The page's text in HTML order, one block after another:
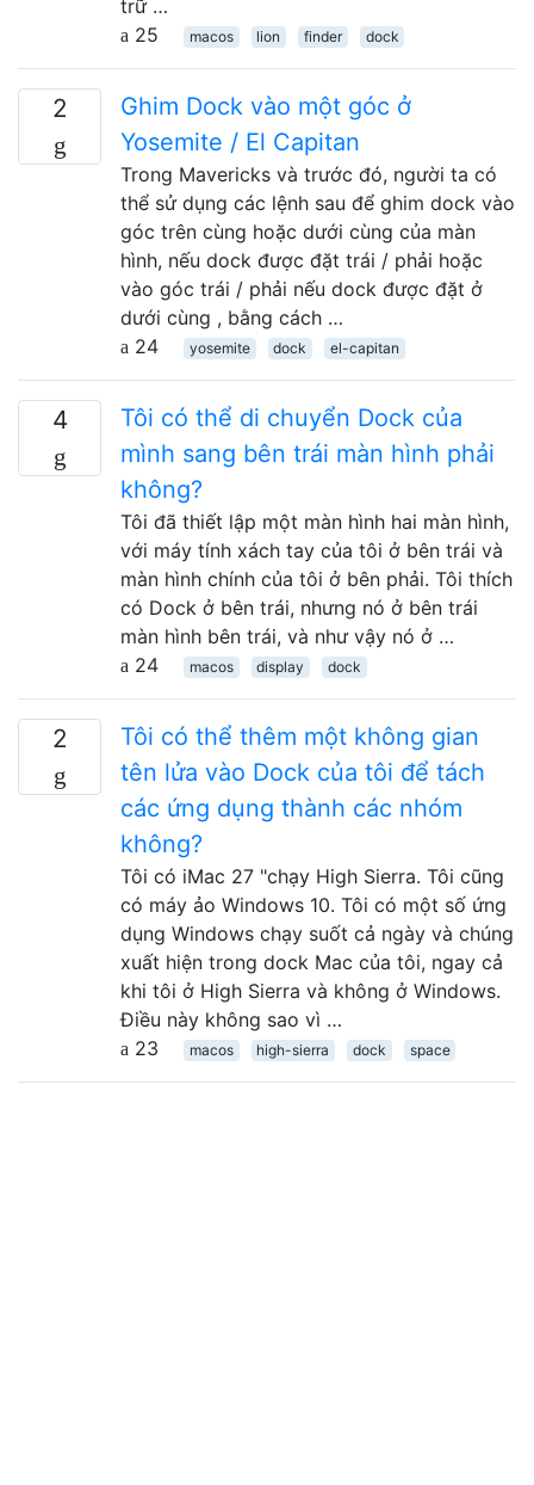
trữ …
25
macos lion finder dock
2
Ghim Dock vào một góc ở
Yosemite / El Capitan
Trong Mavericks và trước đó, người ta có
thể sử dụng các lệnh sau để ghim dock vào
góc trên cùng hoặc dưới cùng của màn
hình, nếu dock được đặt trái / phải hoặc
vào góc trái / phải nếu dock được đặt ở
dưới cùng , bằng cách …
24
yosemite dock el-capitan
4
Tôi có thể di chuyển Dock của
mình sang bên trái màn hình phải
không?
Tôi đã thiết lập một màn hình hai màn hình,
với máy tính xách tay của tôi ở bên trái và
màn hình chính của tôi ở bên phải. Tôi thích
có Dock ở bên trái, nhưng nó ở bên trái
màn hình bên trái, và như vậy nó ở …
24
macos display dock
2
Tôi có thể thêm một không gian
tên lửa vào Dock của tôi để tách
các ứng dụng thành các nhóm
không?
Tôi có iMac 27 "chạy High Sierra. Tôi cũng
có máy ảo Windows 10. Tôi có một số ứng
dụng Windows chạy suốt cả ngày và chúng
xuất hiện trong dock Mac của tôi, ngay cả
khi tôi ở High Sierra và không ở Windows.
Điều này không sao vì …
23
macos high-sierra dock space